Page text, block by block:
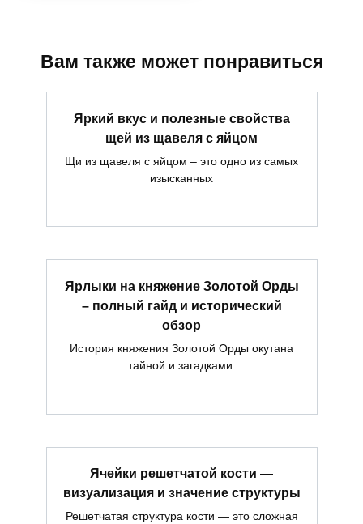
Вам также может понравиться
Яркий вкус и полезные свойства
щей из щавеля с яйцом
Щи из щавеля с яйцом – это одно из самых
изысканных
Ярлыки на княжение Золотой Орды
– полный гайд и исторический
обзор
История княжения Золотой Орды окутана
тайной и загадками.
Ячейки решетчатой кости —
визуализация и значение структуры
Решетчатая структура кости — это сложная